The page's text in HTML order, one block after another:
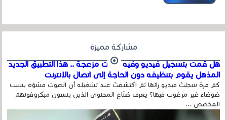
مشاركة مميزة
هل قمت بتسجيل فيديو وفيه أصوت مزعجة .. هذا التطبيق الجديد
المذهل يقوم بتنظيفه دون الحاجة إلى اتصال بالإنترنت
كم مرة سجلتَ فيديو رائعًا ثم اكتشفتَ عند تشغيله أن الصوت مشوّه بسبب
ضوضاء غير مرغوب فيها؟ يعرف صُنّاع المحتوى الذين ينسون ميكروفونهم
المخصص ...